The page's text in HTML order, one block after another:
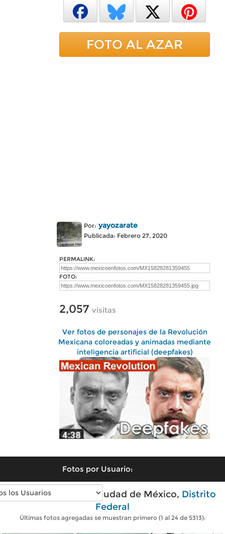
FOTO AL AZAR
Por: yayozarate
Publicada: Febrero 27, 2020
PERMALINK:
FOTO:
2,057 visitas
Ver fotos de personajes de la Revolución
Mexicana coloreadas y animadas mediante
inteligencia artificial (deepfakes)
Fotos por Usuario:
Fotos antiguas de Ciudad de México, Distrito
Federal
Últimas fotos agregadas se muestran primero (1 al 24 de 5313):